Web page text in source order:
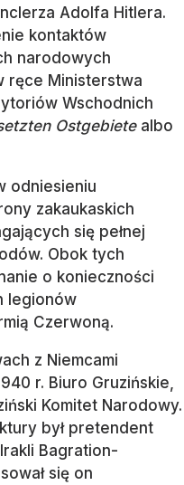
Adolfa Hitlera.
kontaktów
narodowych
ręce Ministerstwa
Wschodnich
Ostgebietealbo
odniesieniu
zakaukaskich
się pełnej
Obok tych
o konieczności
legionów
Czerwoną.
z Niemcami
r. Biuro Gruzińskie,
Komitet Narodowy.
był pretendent
Bagration-
się on